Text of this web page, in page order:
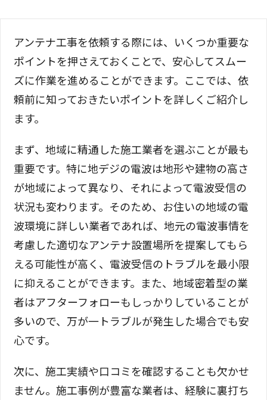
アンテナ工事を依頼する際には、いくつか重要な
ポイントを押さえておくことで、安心してスムー
ズに作業を進めることができます。ここでは、依
頼前に知っておきたいポイントを詳しくご紹介し
ます。
まず、地域に精通した施工業者を選ぶことが最も
重要です。特に地デジの電波は地形や建物の高さ
が地域によって異なり、それによって電波受信の
状況も変わります。そのため、お住いの地域の電
波環境に詳しい業者であれば、地元の電波事情を
考慮した適切なアンテナ設置場所を提案してもら
える可能性が高く、電波受信のトラブルを最小限
に抑えることができます。また、地域密着型の業
者はアフターフォローもしっかりしていることが
多いので、万が一トラブルが発生した場合でも安
心です。
次に、施工実績や口コミを確認することも欠かせ
ません。施工事例が豊富な業者は、経験に裏打ち